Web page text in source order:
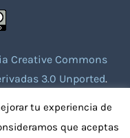
Creative Commons
3.0 Unported.
tu experiencia de
que aceptas